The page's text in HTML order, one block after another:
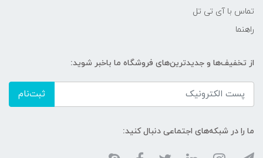
تماس با آی تی تل
راهنما
از تخفیف‌ها و جدیدترین‌های فروشگاه ما باخبر شوید:
ثبت‌نام
ما را در شبکه‌های اجتماعی دنبال کنید: